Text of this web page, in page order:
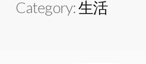
Category:生活